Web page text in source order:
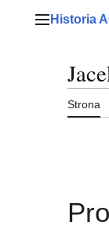
Menu
Historia
Strona